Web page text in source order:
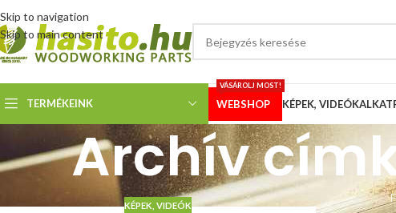
Skip to navigation
Skip to main content
TERMÉKEINK WEBSHOP
VÁSÁROLJ MOST!
KÉPEK, VIDEÓK
Archív
KÉPEK, VIDEÓK